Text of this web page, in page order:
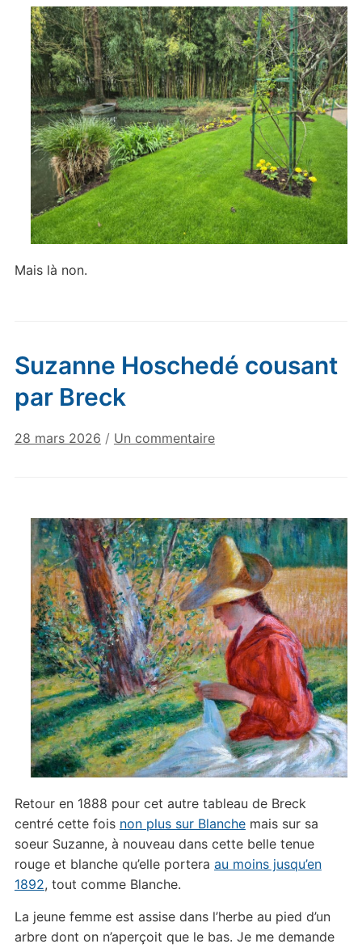
Mais là non.
Suzanne Hoschedé cousant
par Breck
28 mars 2026 / Un commentairesur
par
Breck
Retour en 1888 pour cet autre tableau de Breck
centré cette fois non plus sur Blanchemais sur sa
soeur Suzanne, à nouveau dans cette belle tenue
rouge et blanche qu’elle portera au moins jusqu’en
1892, tout comme Blanche.
La jeune femme est assise dans l’herbe au pied d’un
arbre dont on n’aperçoit que le bas. Je me demande